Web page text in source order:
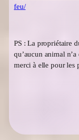
feu/
PS : La propriétaire
qu’aucun animal
merci à elle pour les